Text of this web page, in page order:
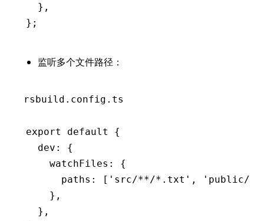
  }
,
};
监听多个文件路径：
rsbuild.config.ts
export default
{
  dev
:
{
    watchFiles
:
{
      paths
: [ 'src/**/*.txt' ,
'public/
    }
,
  }
,